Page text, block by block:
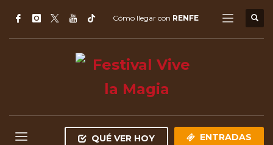
Cómo llegar con RENFE
QUÉ VER HOY ENTRADAS